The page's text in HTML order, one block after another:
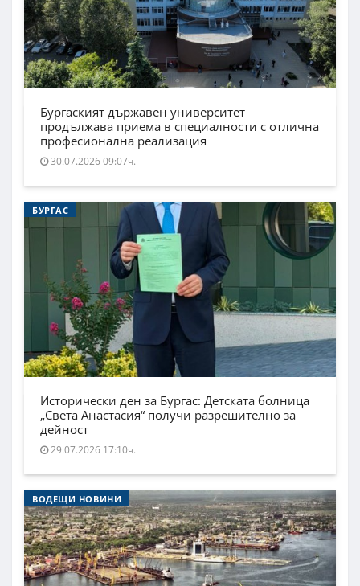
Бургаският държавен университет
продължава приема в специалности с отлична
професионална реализация
30.07.2026 09:07ч.
БУРГАС
Исторически ден за Бургас: Детската болница
„Света Анастасия“ получи разрешително за
дейност
29.07.2026 17:10ч.
ВОДЕЩИ НОВИНИ